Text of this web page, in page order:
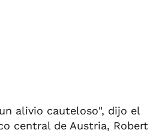
alivio cauteloso", dijo el
central de Austria, Robert